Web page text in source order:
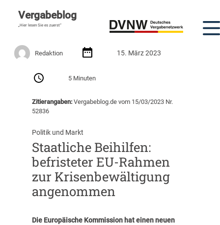
Vergabeblog
„Hier lesen Sie es zuerst“
Redaktion 15. März 2023
5 Minuten
Zitierangaben:Vergabeblog.de vom 15/03/2023 Nr.
52836
Politik und Markt
Staatliche Beihilfen:
befristeter EU-Rahmen
zur Krisenbewältigung
angenommen
Die Europäische Kommission hat einen neuen